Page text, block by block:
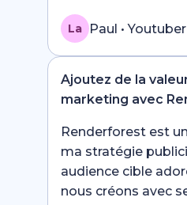
La Paul •
Ajoutez de la
marketing avec
Renderforest est
ma stratégie
audience cible
nous créons avec